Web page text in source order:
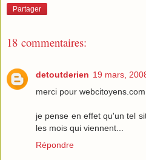
Partager
18 commentaires:
detoutderien 19 mars,
merci pour webcitoyens.com
je pense en effet qu'un tel
les mois qui viennent...
Répondre